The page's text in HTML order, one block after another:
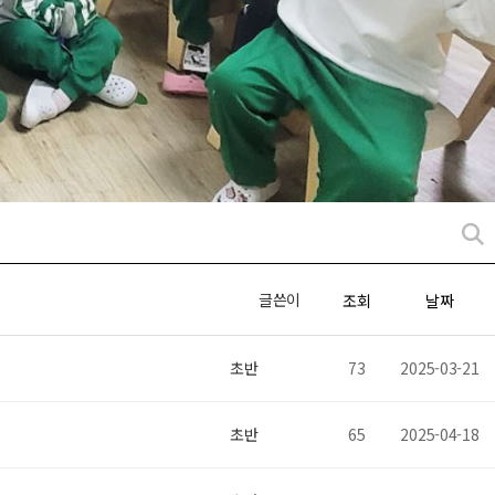
글쓴이 조회 날짜
초반 73 2025-03-21
초반 65 2025-04-18